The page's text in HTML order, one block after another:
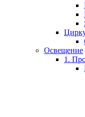
Освещение
1.